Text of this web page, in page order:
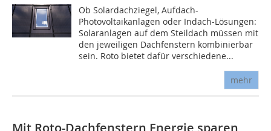
Ob Solardachziegel, Aufdach-
Photovoltaikanlagen oder Indach-Lösungen:
Solaranlagen auf dem Steildach müssen mit
den jeweiligen Dachfenstern kombinierbar
sein. Roto bietet dafür verschiedene...
mehr